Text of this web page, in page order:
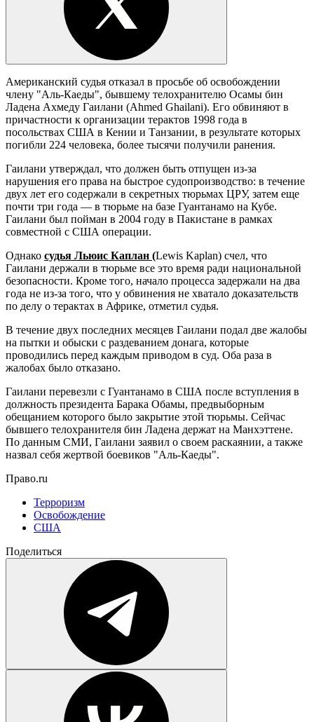
Американский судья отказал в просьбе об освобождении
члену "Аль-Каеды", бывшему телохранителю Осамы бин
Ладена Ахмеду Гаилани (Ahmed Ghailani). Его обвиняют в
причастности к организации терактов 1998 года в
посольствах США в Кении и Танзании, в результате которых
погибли 224 человека, более тысячи получили ранения.
Гаилани утверждал, что должен быть отпущен из-за
нарушения его права на быстрое судопроизводство: в течение
двух лет его содержали в секретных тюрьмах ЦРУ, затем еще
почти три года — в тюрьме на базе Гуантанамо на Кубе.
Гаилани был пойман в 2004 году в Пакистане в рамках
совместной с США операции.
Однако судья Льюис Каплан (Lewis Kaplan) счел, что
Гаилани держали в тюрьме все это время ради национальной
безопасности. Кроме того, начало процесса задержали на два
года не из-за того, что у обвинения не хватало доказательств
по делу о терактах в Африке, отметил судья.
В течение двух последних месяцев Гаилани подал две жалобы
на пытки и обыски с раздеванием донага, которые
проводились перед каждым приводом в суд. Оба раза в
жалобах было отказано.
Гаилани перевезли с Гуантанамо в США после вступления в
должность президента Барака Обамы, предвыборным
обещанием которого было закрытие этой тюрьмы. Сейчас
бывшего телохранителя бин Ладена держат на Манхэттене.
По данным СМИ, Гаилани заявил о своем раскаянии, а также
назвал себя жертвой боевиков "Аль-Каеды".
Право.ru
Терроризм
Освобождение
США
Поделиться